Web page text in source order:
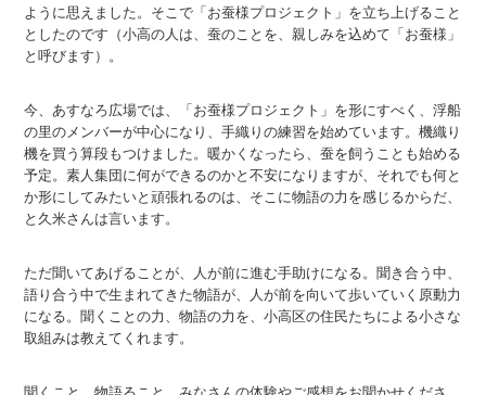
ように思えました。そこで「お蚕様プロジェクト」を立ち上げること
としたのです（小高の人は、蚕のことを、親しみを込めて「お蚕様」
と呼びます）。
今、あすなろ広場では、「お蚕様プロジェクト」を形にすべく、浮船
の里のメンバーが中心になり、手織りの練習を始めています。機織り
機を買う算段もつけました。暖かくなったら、蚕を飼うことも始める
予定。素人集団に何ができるのかと不安になりますが、それでも何と
か形にしてみたいと頑張れるのは、そこに物語の力を感じるからだ、
と久米さんは言います。
ただ聞いてあげることが、人が前に進む手助けになる。聞き合う中、
語り合う中で生まれてきた物語が、人が前を向いて歩いていく原動力
になる。聞くことの力、物語の力を、小高区の住民たちによる小さな
取組みは教えてくれます。